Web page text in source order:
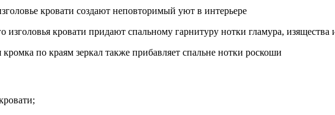
кровати создают неповторимый уют в интерьере
кровати придают спальному гарнитуру нотки гламура, изящества
по краям зеркал также прибавляет спальне нотки роскоши